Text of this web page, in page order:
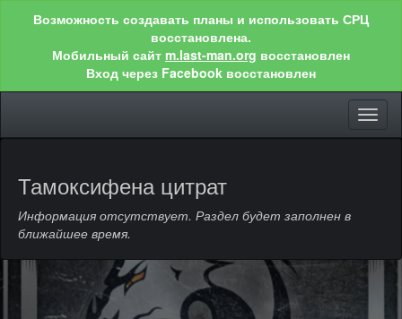
Возможность создавать планы и использовать СРЦ
восстановлена.
Мобильный сайт m.last-man.org восстановлен
Вход через Facebook восстановлен
Тамоксифена цитрат
Информация отсутствует. Раздел будет заполнен в
ближайшее время.